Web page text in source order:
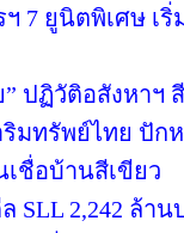
7 ยูนิตพิเศษ เริ่
ปฏิวัติอสังหาฯ
ริมทรัพย์ไทย ปัก
เชื่อบ้านสีเขียว
2,242 ล้าน